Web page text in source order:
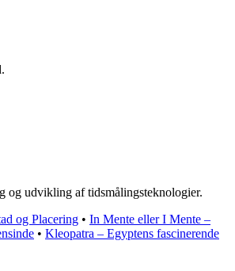
og udvikling af tidsmålingsteknologier.
og Placering • In Mente eller I Mente –
• Kleopatra – Egyptens fascinerende